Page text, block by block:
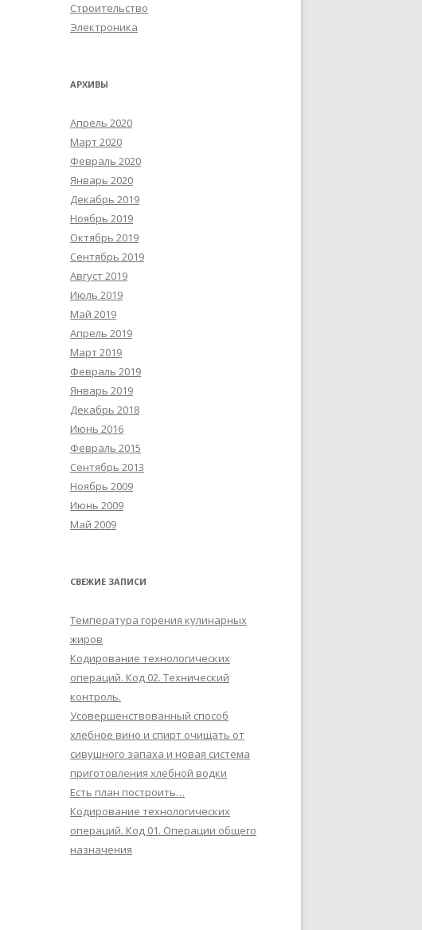
Строительство
Электроника
АРХИВЫ
Апрель 2020
Март 2020
Февраль 2020
Январь 2020
Декабрь 2019
Ноябрь 2019
Октябрь 2019
Сентябрь 2019
Август 2019
Июль 2019
Май 2019
Апрель 2019
Март 2019
Февраль 2019
Январь 2019
Декабрь 2018
Июнь 2016
Февраль 2015
Сентябрь 2013
Ноябрь 2009
Июнь 2009
Май 2009
СВЕЖИЕ ЗАПИСИ
Температура горения кулинарных
жиров
Кодирование технологических
операций. Код 02. Технический
контроль.
Усовершенствованный способ
хлебное вино и спирт очищать от
сивушного запаха и новая система
приготовления хлебной водки
Есть план построить…
Кодирование технологических
операций. Код 01. Операции общего
назначения